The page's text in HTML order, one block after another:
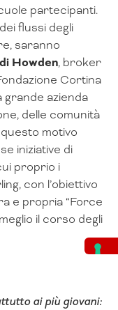
partecipanti.
flussi degli
saranno
Howden, broker
Cortina
azienda
delle comunità
motivo
iniziative di
proprio i
con l’obiettivo
e propria “Force
il corso degli
ai più giovani: